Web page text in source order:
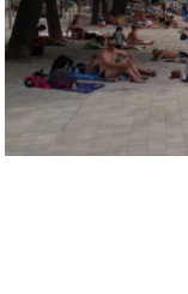
webcams
Incontra Croazia